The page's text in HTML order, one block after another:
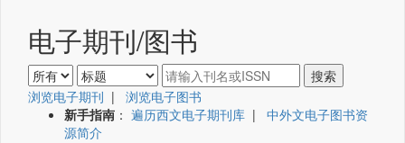
电子期刊/图书
浏览电子期刊 | 浏览电子图书
新手指南 ： 遍历西文电子期刊库 | 中外文电子图书资
源简介